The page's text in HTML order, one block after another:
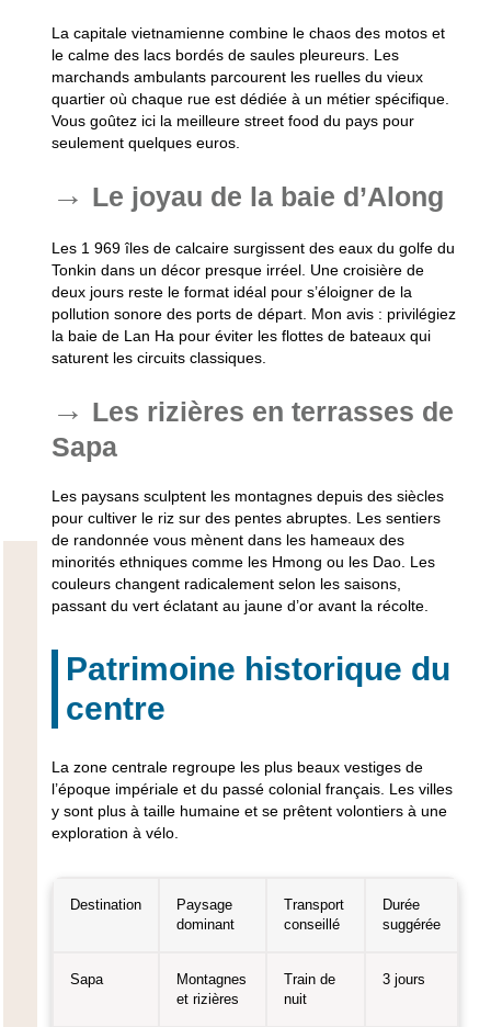
La capitale vietnamienne combine le chaos des motos et
le calme des lacs bordés de saules pleureurs. Les
marchands ambulants parcourent les ruelles du vieux
quartier où chaque rue est dédiée à un métier spécifique.
Vous goûtez ici la meilleure street food du pays pour
seulement quelques euros.
Le joyau de la baie d’Along
Les 1 969 îles de calcaire surgissent des eaux du golfe du
Tonkin dans un décor presque irréel. Une croisière de
deux jours reste le format idéal pour s’éloigner de la
pollution sonore des ports de départ. Mon avis : privilégiez
la baie de Lan Ha pour éviter les flottes de bateaux qui
saturent les circuits classiques.
Les rizières en terrasses de
Sapa
Les paysans sculptent les montagnes depuis des siècles
pour cultiver le riz sur des pentes abruptes. Les sentiers
de randonnée vous mènent dans les hameaux des
minorités ethniques comme les Hmong ou les Dao. Les
couleurs changent radicalement selon les saisons,
passant du vert éclatant au jaune d’or avant la récolte.
Patrimoine historique du
centre
La zone centrale regroupe les plus beaux vestiges de
l’époque impériale et du passé colonial français. Les villes
y sont plus à taille humaine et se prêtent volontiers à une
exploration à vélo.
Destination
Paysage
dominant
Transport
conseillé
Durée
suggérée
Sapa
Montagnes
et rizières
Train de
nuit
3 jours